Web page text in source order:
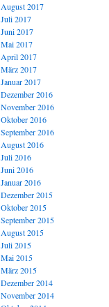
August 2017
Juli 2017
Juni 2017
Mai 2017
April 2017
März 2017
Januar 2017
Dezember 2016
November 2016
Oktober 2016
September 2016
August 2016
Juli 2016
Juni 2016
Januar 2016
Dezember 2015
Oktober 2015
September 2015
August 2015
Juli 2015
Mai 2015
März 2015
Dezember 2014
November 2014